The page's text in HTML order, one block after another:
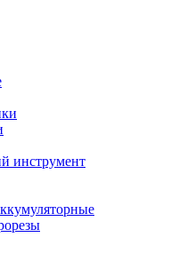
инструмент